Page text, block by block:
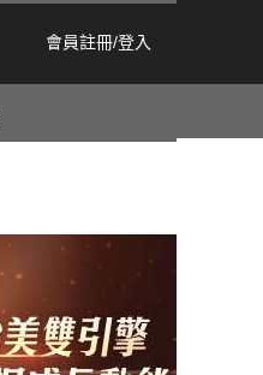
會員註冊/登入